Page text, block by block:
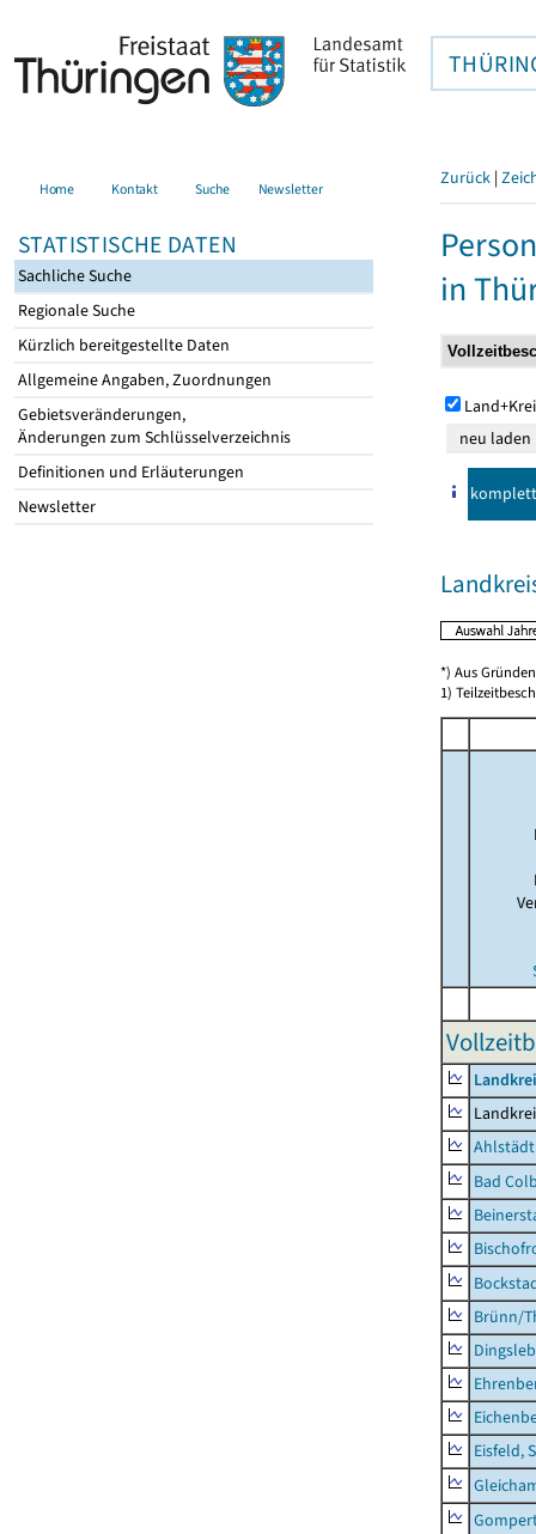
Home Kontakt Suche Newsletter
STATISTISCHE DATEN
Sachliche Suche
Regionale Suche
Kürzlich bereitgestellte Daten
Allgemeine Angaben, Zuordnungen
Gebietsveränderungen,
Änderungen zum Schlüsselverzeichnis
Definitionen und Erläuterungen
Newsletter
Zurück |
in
komplett
*) Aus
1)
Ahlstädt
Bad
Brünn/
Eisfeld,